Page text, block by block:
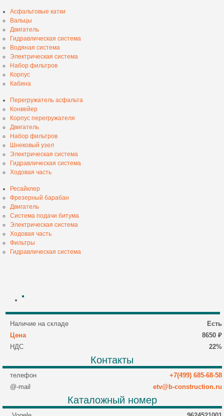
Асфальтовые катки
Вальцы
Двигатель
Гидравлическая система
Водяная система
Электрическая система
Набор фильтров
Корпус
Кабина
Перегружатель асфальта
Конвейер
Корпус перегружателя
Двигатель
Набор фильтров
Шнековый узел
Электрическая система
Гидравлическая система
Ходовая часть
Ресайклер
Фрезерный барабан
Двигатель
Система подачи битума
Электрическая система
Ходовая часть
Фильтры
Гидравлическая система
Наличие на складе
Есть
Цена
8650 ₽
НДС
22%
Контакты
телефон
+7(499) 685-68-58
@-mail
etv@b-construction.ru
Каталожный номер